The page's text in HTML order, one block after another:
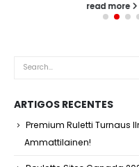
read more
Premium Ruletti Turnaus